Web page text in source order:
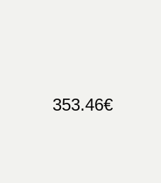
353.46€